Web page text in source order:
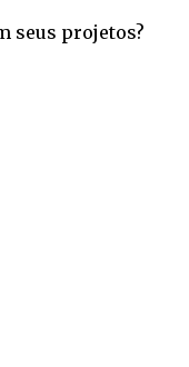
seus projetos?